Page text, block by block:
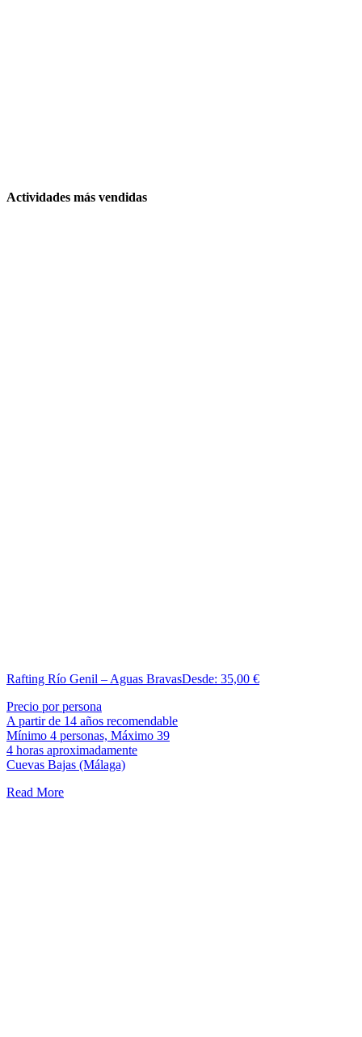
Actividades más vendidas
Rafting Río Genil – Aguas BravasDesde: 35,00 €
Precio por persona
A partir de 14 años recomendable
Mínimo 4 personas, Máximo 39
4 horas aproximadamente
Cuevas Bajas (Málaga)
Read More